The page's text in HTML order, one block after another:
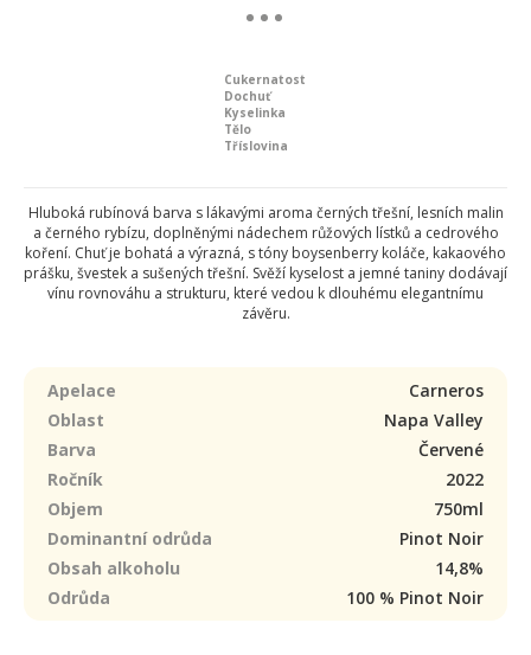
Cukernatost
Dochuť
Kyselinka
Tělo
Tříslovina
Hluboká rubínová barva s lákavými aroma černých třešní, lesních malin
a černého rybízu, doplněnými nádechem růžových lístků a cedrového
koření. Chuť je bohatá a výrazná, s tóny boysenberry koláče, kakaového
prášku, švestek a sušených třešní. Svěží kyselost a jemné taniny dodávají
vínu rovnováhu a strukturu, které vedou k dlouhému elegantnímu
závěru.
Apelace
Carneros
Oblast
Napa Valley
Barva
Červené
Ročník
2022
Objem
750ml
Dominantní odrůda
Pinot Noir
Obsah alkoholu
14,8%
Odrůda
100 % Pinot Noir